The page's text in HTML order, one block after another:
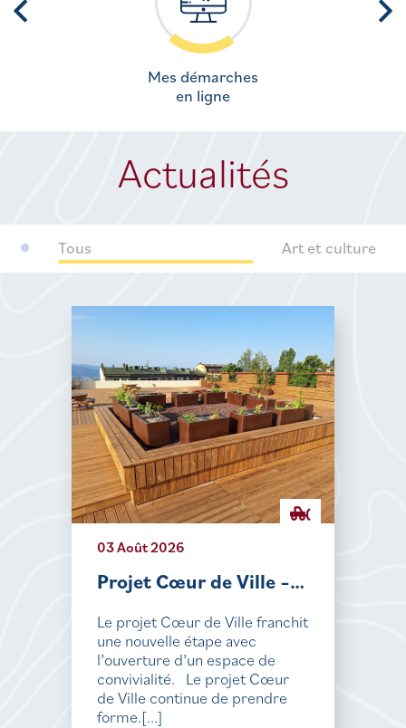
Mes démarches
en ligne
Actualités
Tous Art et culture
03 Août 2026
Projet Cœur de Ville –…
Le projet Cœur de Ville franchit
une nouvelle étape avec
l’ouverture d’un espace de
convivialité. Le projet Cœur
de Ville continue de prendre
forme.[...]